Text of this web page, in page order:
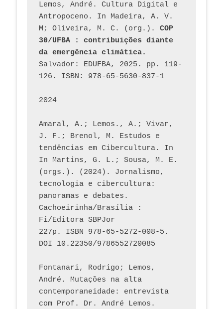
Lemos, André. Cultura Digital e
Antropoceno. In Madeira, A. V.
M; Oliveira, M. C. (org.). COP
30/UFBA : contribuições diante
da emergência climática.
Salvador: EDUFBA, 2025. pp. 119-
126. ISBN: 978-65-5630-837-1
2024
Amaral, A.; Lemos., A.; Vivar,
J. F.; Brenol, M. Estudos e
tendências em Cibercultura. In
In Martins, G. L.; Sousa, M. E.
(orgs.). (2024). Jornalismo,
tecnologia e cibercultura:
panoramas e debates.
Cachoeirinha/Brasília :
Fi/Editora SBPJor
227p. ISBN 978-65-5272-008-5.
DOI 10.22350/9786552720085
Fontanari, Rodrigo; Lemos,
André. Mutações na alta
contemporaneidade: entrevista
com Prof. Dr. André Lemos.